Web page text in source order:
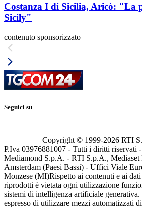
Costanza I di Sicilia, Aricò: "La
Sicily"
contenuto sponsorizzato
Seguici su
Copyright © 1999-2026 RTI
P.Iva 03976881007 - Tutti i diritti riservati
Mediamond S.p.A. - RTI S.p.A., Mediaset
Amsterdam (Paesi Bassi) - Uffici Viale
Monzese (MI)Rispetto ai contenuti e ai
riprodotti è vietata ogni utilizzazione
sistemi di intelligenza artificiale
espresso di utilizzare mezzi automatizzati